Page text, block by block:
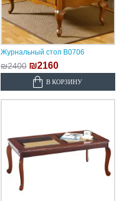
Журнальный стол B0706
₪2400 ₪2160
В КОРЗИНУ